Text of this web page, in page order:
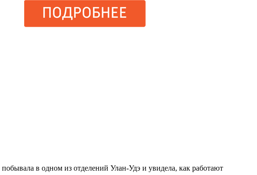
в одном из отделений Улан-Удэ и увидела, как работают